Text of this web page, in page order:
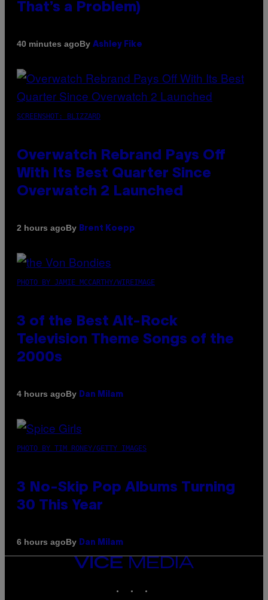
That’s a Problem)
40 minutes agoBy Ashley Fike
SCREENSHOT: BLIZZARD
Overwatch Rebrand Pays Off
With Its Best Quarter Since
Overwatch 2 Launched
2 hours agoBy Brent Koepp
PHOTO BY JAMIE MCCARTHY/WIREIMAGE
3 of the Best Alt-Rock
Television Theme Songs of the
2000s
4 hours agoBy Dan Milam
PHOTO BY TIM RONEY/GETTY IMAGES
3 No-Skip Pop Albums Turning
30 This Year
6 hours agoBy Dan Milam
VICE
MEDIA